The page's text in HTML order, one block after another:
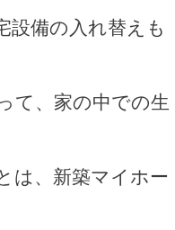
設備の入れ替えも
て、家の中での生
は、新築マイホー